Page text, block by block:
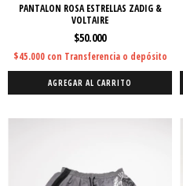
PANTALON ROSA ESTRELLAS ZADIG &
VOLTAIRE
$50.000
$45.000 con Transferencia o depósito
AGREGAR AL CARRITO